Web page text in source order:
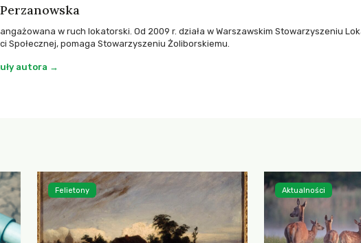
w ruch lokatorski. Od 2009 r. działa w Warszawskim Stowarzyszeniu
Społecznej, pomaga Stowarzyszeniu Żoliborskiemu.
autora →
Felietony Aktualności